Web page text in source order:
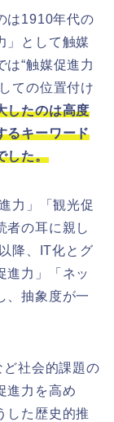
は1910年代の
」として触媒
“触媒促進力
ての位置付け
したのは高度
るキーワード
した。
力」「観光促
者の耳に親し
降、IT化とグ
進力」「ネッ
、抽象度が一
社会的課題の
進力を高め
した歴史的推